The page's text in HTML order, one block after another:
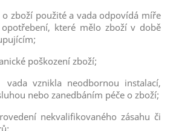
o zboží použité a vada odpovídá míře
které mělo zboží v době
poškození zboží;
vada vznikla neodbornou instalací,
nebo zanedbáním péče o zboží;
nekvalifikovaného zásahu či